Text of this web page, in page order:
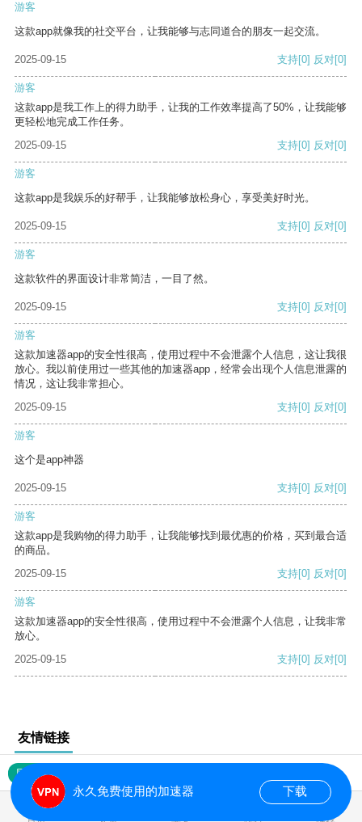
游客
这款app就像我的社交平台，让我能够与志同道合的朋友一起交流。
2025-09-15 支持[0] 反对[0]
游客
这款app是我工作上的得力助手，让我的工作效率提高了50%，让我能够
更轻松地完成工作任务。
2025-09-15
支持[0] 反对[0]
游客
这款app是我娱乐的好帮手，让我能够放松身心，享受美好时光。
2025-09-15 支持[0] 反对[0]
游客
这款软件的界面设计非常简洁，一目了然。
2025-09-15 支持[0] 反对[0]
游客
这款加速器app的安全性很高，使用过程中不会泄露个人信息，这让我很
放心。我以前使用过一些其他的加速器app，经常会出现个人信息泄露的
情况，这让我非常担心。
2025-09-15
支持[0] 反对[0]
游客
这个是app神器
2025-09-15 支持[0] 反对[0]
游客
这款app是我购物的得力助手，让我能够找到最优惠的价格，买到最合适
的商品。
2025-09-15
支持[0] 反对[0]
游客
这款加速器app的安全性很高，使用过程中不会泄露个人信息，让我非常
放心。
2025-09-15
支持[0] 反对[0]
友情链接
网站地图
永久免费使用的加速器 下载